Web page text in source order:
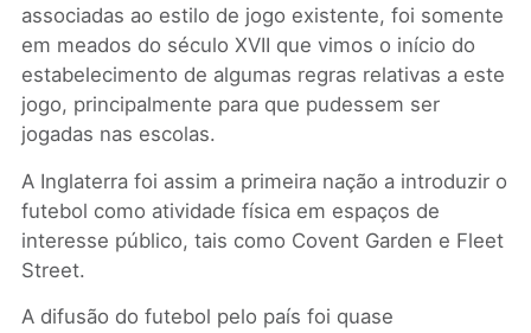
associadas ao estilo de jogo existente, foi somente
em meados do século XVII que vimos o início do
estabelecimento de algumas regras relativas a este
jogo, principalmente para que pudessem ser
jogadas nas escolas.
A Inglaterra foi assim a primeira nação a introduzir o
futebol como atividade física em espaços de
interesse público, tais como Covent Garden e Fleet
Street.
A difusão do futebol pelo país foi quase